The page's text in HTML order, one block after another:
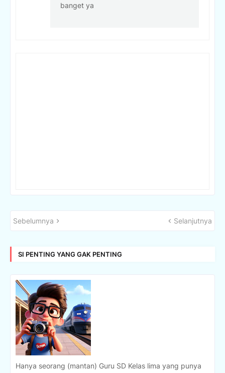
banget ya
Sebelumnya Selanjutnya
SI PENTING YANG GAK PENTING
Hanya seorang (mantan) Guru SD Kelas lima yang punya